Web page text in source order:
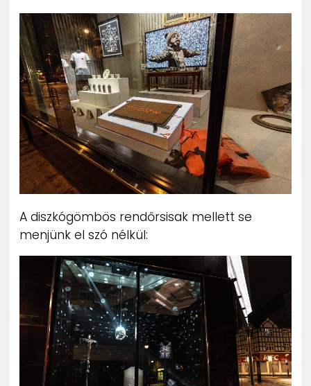
A diszkógömbös rendőrsisak mellett se
menjünk el szó nélkül: